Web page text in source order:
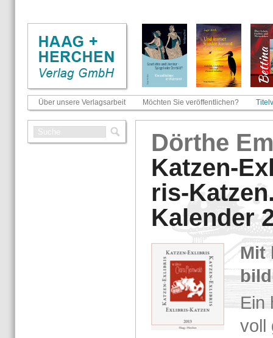
Über unsere Verlagsarbeit Möchten Sie veröffentlichen?
Dörthe
Kat­zen-​
ris-​
Ka­len­der
Mit
Ein
voll